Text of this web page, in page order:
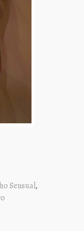
Sensual,